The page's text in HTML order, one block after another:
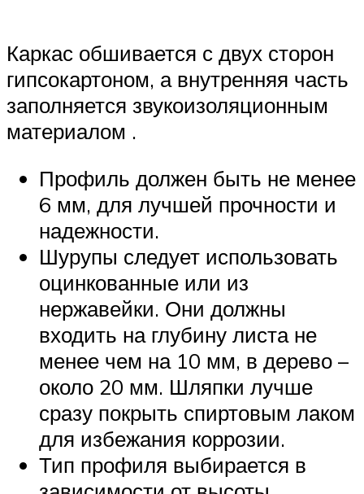
Каркас обшивается с двух сторон
гипсокартоном, а внутренняя часть
заполняется звукоизоляционным
материалом .
Профиль должен быть не менее
6 мм, для лучшей прочности и
надежности.
Шурупы следует использовать
оцинкованные или из
нержавейки. Они должны
входить на глубину листа не
менее чем на 10 мм, в дерево –
около 20 мм. Шляпки лучше
сразу покрыть спиртовым лаком
для избежания коррозии.
Тип профиля выбирается в